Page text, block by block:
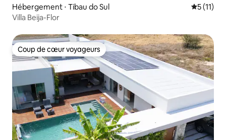
Hébergement ⋅ Tibau do Sul
5 (11)
Villa Beija-Flor
Coup de cœur voyageurs
Coup de cœur voyageurs